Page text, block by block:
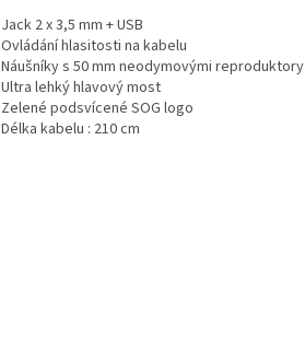
Jack 2 x 3,5 mm + USB
Ovládání hlasitosti na kabelu
Náušníky s 50 mm neodymovými reproduktory
Ultra lehký hlavový most
Zelené podsvícené SOG logo
Délka kabelu : 210 cm